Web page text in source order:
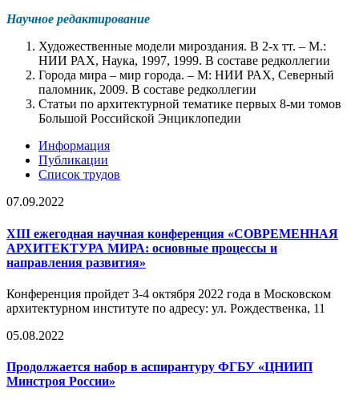
Научное редактирование
Художественные модели мироздания. В 2-х тт. – М.:
НИИ РАХ, Наука, 1997, 1999. В составе редколлегии
Города мира – мир города. – М: НИИ РАХ, Северный
паломник, 2009. В составе редколлегии
Статьи по архитектурной тематике первых 8-ми томов
Большой Российской Энциклопедии
Информация
Публикации
Список трудов
07.09.2022
XIII ежегодная научная конференция «СОВРЕМЕННАЯ
АРХИТЕКТУРА МИРА: основные процессы и
направления развития»
Конференция пройдет 3-4 октября 2022 года в Московском
архитектурном институте по адресу: ул. Рождественка, 11
05.08.2022
Продолжается набор в аспирантуру ФГБУ «ЦНИИП
Минстроя России»